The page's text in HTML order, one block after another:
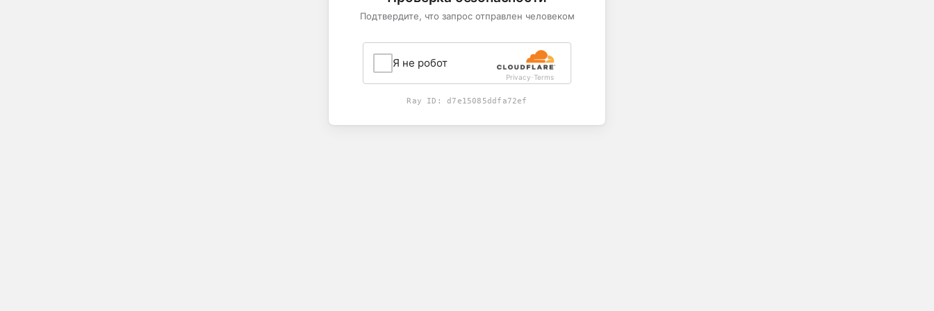
Подтвердите, что запрос отправлен человеком
Я не робот
Privacy-Terms
Ray ID:d7e15085ddfa72ef